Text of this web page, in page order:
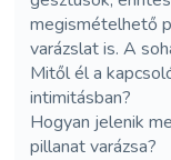
megismételhető
varázslat is. A
Mitől él a
intimitásban?
Hogyan jelenik
pillanat varázsa?